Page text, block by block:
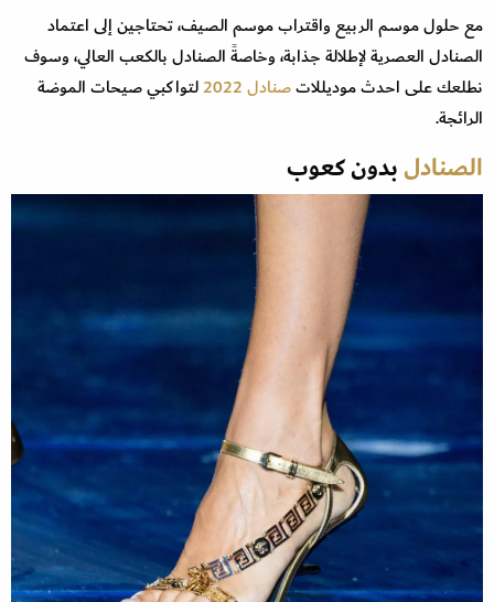
مع حلول موسم الربيع واقتراب موسم الصيف، تحتاجين إلى اعتماد
الصنادل العصرية لإطلالة جذابة، وخاصةً الصنادل بالكعب العالي، وسوف
نطلعك على احدث موديللاتصنادل 2022
لتواكبي صيحات الموضة
الرائجة.
الصنادلبدون كعوب